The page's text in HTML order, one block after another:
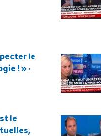
le
! » ·
le